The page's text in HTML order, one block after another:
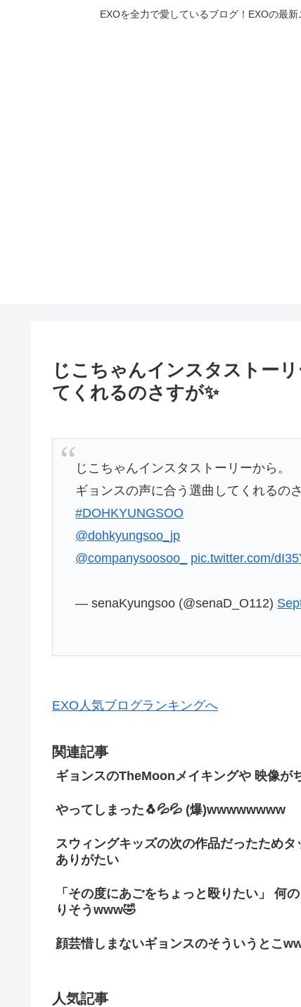
EXOを全力で愛しているブログ！EXOの最
じこちゃんインスタストー
てくれるのさすが✨
じこちゃんインスタストーリーから。
ギョンスの声に合う選曲してくれるの
#DOHKYUNGSOO
@dohkyungsoo_jp
@companysoosoo_
pic.twitter.com/
— senaKyungsoo (@senaD_O112)
EXO人気ブログランキングへ
関連記事
ギョンスのTheMoonメイキングや 映像が
やってしまった🐧💦💦 (爆)wwwwwwww
スウィングキッズの次の作品だったため
ありがたい
「その度にあごをちょっと殴りたい」 何
りそうwww🤣
顔芸惜しまないギョンスのそういうとこ
人気記事